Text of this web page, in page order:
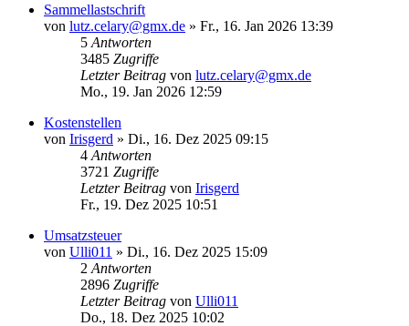
Sammellastschrift
von lutz.celary@gmx.de » Fr., 16. Jan 2026 13:39
5 Antworten
3485 Zugriffe
Letzter Beitrag von lutz.celary@gmx.de
Mo., 19. Jan 2026 12:59
Kostenstellen
von Irisgerd » Di., 16. Dez 2025 09:15
4 Antworten
3721 Zugriffe
Letzter Beitrag von Irisgerd
Fr., 19. Dez 2025 10:51
Umsatzsteuer
von Ulli011 » Di., 16. Dez 2025 15:09
2 Antworten
2896 Zugriffe
Letzter Beitrag von Ulli011
Do., 18. Dez 2025 10:02